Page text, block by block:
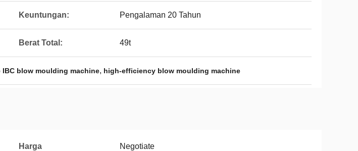
Keuntungan: Pengalaman 20 Tahun
Berat Total: 49t
IBC blow moulding machine, high-efficiency blow moulding machine
Harga Negotiate